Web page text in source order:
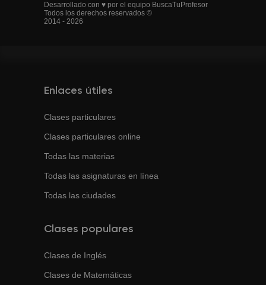
Desarrollado con ♥ por el equipo BuscaTuProfesor
Todos los derechos reservados ©
2014 - 2026
Enlaces útiles
Clases particulares
Clases particulares online
Todas las materias
Todas las asignaturas en línea
Todas las ciudades
Clases populares
Clases de Inglés
Clases de Matemáticas